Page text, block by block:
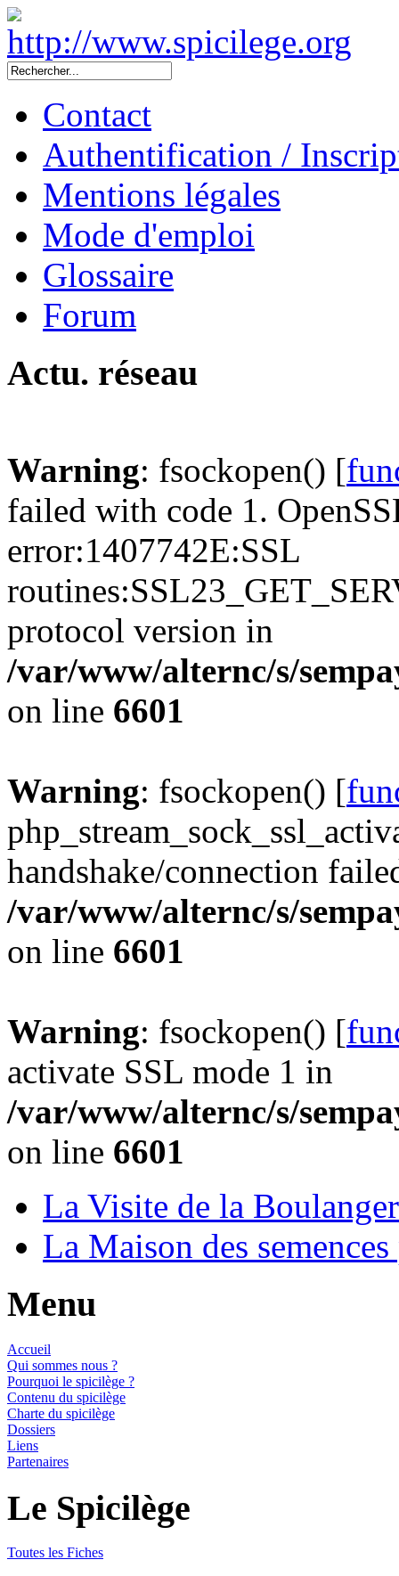
Contact
Authentification /
Mentions légales
Mode d'emploi
Glossaire
Forum
Actu. réseau
Warning: fsockopen() [
failed with code 1.
error:1407742E:SSL
protocol version in
/var/www/alternc/s/
on line 6601
Warning: fsockopen() [
handshake/connection
/var/www/alternc/s/
on line 6601
Warning: fsockopen() [
activate SSL mode 1 in
/var/www/alternc/s/
on line 6601
La Visite de la
La Maison des
Menu
Accueil
Qui sommes nous ?
Pourquoi le spicilège ?
Contenu du spicilège
Charte du spicilège
Dossiers
Liens
Partenaires
Le Spicilège
Toutes les Fiches